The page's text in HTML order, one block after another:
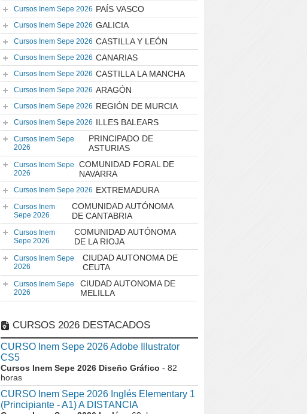
Cursos Inem Sepe 2026 PAÍS VASCO
Cursos Inem Sepe 2026 GALICIA
Cursos Inem Sepe 2026 CASTILLA Y LEÓN
Cursos Inem Sepe 2026 CANARIAS
Cursos Inem Sepe 2026 CASTILLA LA MANCHA
Cursos Inem Sepe 2026 ARAGÓN
Cursos Inem Sepe 2026 REGIÓN DE MURCIA
Cursos Inem Sepe 2026 ILLES BALEARS
Cursos Inem Sepe
2026
PRINCIPADO DE
ASTURIAS
Cursos Inem Sepe
2026
COMUNIDAD FORAL DE
NAVARRA
Cursos Inem Sepe 2026 EXTREMADURA
Cursos Inem
Sepe 2026
COMUNIDAD AUTÓNOMA
DE CANTABRIA
Cursos Inem
Sepe 2026
COMUNIDAD AUTÓNOMA
DE LA RIOJA
Cursos Inem Sepe
2026
CIUDAD AUTONOMA DE
CEUTA
Cursos Inem Sepe
2026
CIUDAD AUTONOMA DE
MELILLA
CURSOS 2026 DESTACADOS
CURSO Inem Sepe 2026 Adobe Illustrator
CS5
Cursos Inem Sepe 2026 Diseño Gráfico - 82
horas
CURSO Inem Sepe 2026 Inglés Elementary 1
(Principiante - A1) A DISTANCIA